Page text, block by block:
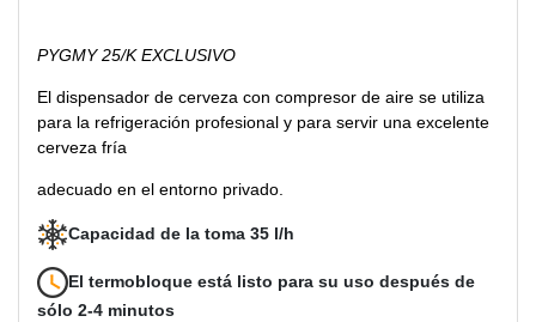
PYGMY 25/K EXCLUSIVO
El dispensador de cerveza con compresor de aire se utiliza
para la refrigeración profesional y para servir una excelente
cerveza fría
adecuado en el entorno privado.
Capacidad de la toma 35 l/h
El termobloque está listo para su uso después de
sólo 2-4 minutos